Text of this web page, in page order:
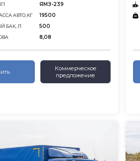
ЯМЗ-239
АВТО, КГ 19500
БАК, Л 500
8,08
Коммерческое
предложение